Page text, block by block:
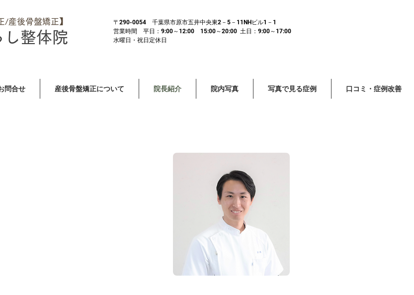
/産後骨盤矯正】
し整体院
​〒290-0054 千葉県市原市五井中央東2－5－11NHビル1－1
営業時間 平日：9:00～12:00 15:00～20:00 土日：9:00～17:00
​水曜日・祝日定休日
問合せ 産後骨盤矯正について 院長紹介 院内写真 写真で見る症例 口コミ・症例改善